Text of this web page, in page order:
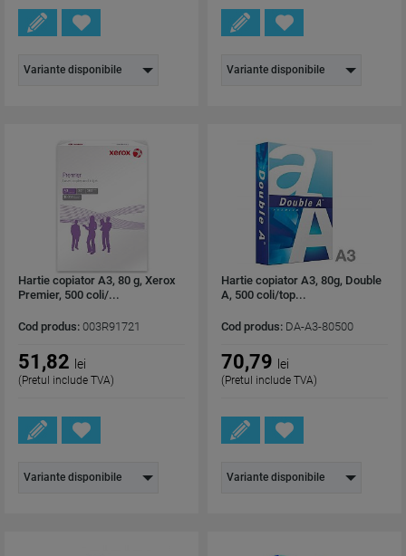
Variante disponibile Variante disponibile
Hartie copiator A3, 80 g, Xerox
Premier, 500 coli/...
Cod produs: 003R91721
51,82 lei
(Pretul include TVA)
Variante disponibile
Hartie copiator A3, 80g, Double
A, 500 coli/top...
Cod produs: DA-A3-80500
70,79 lei
(Pretul include TVA)
Variante disponibile